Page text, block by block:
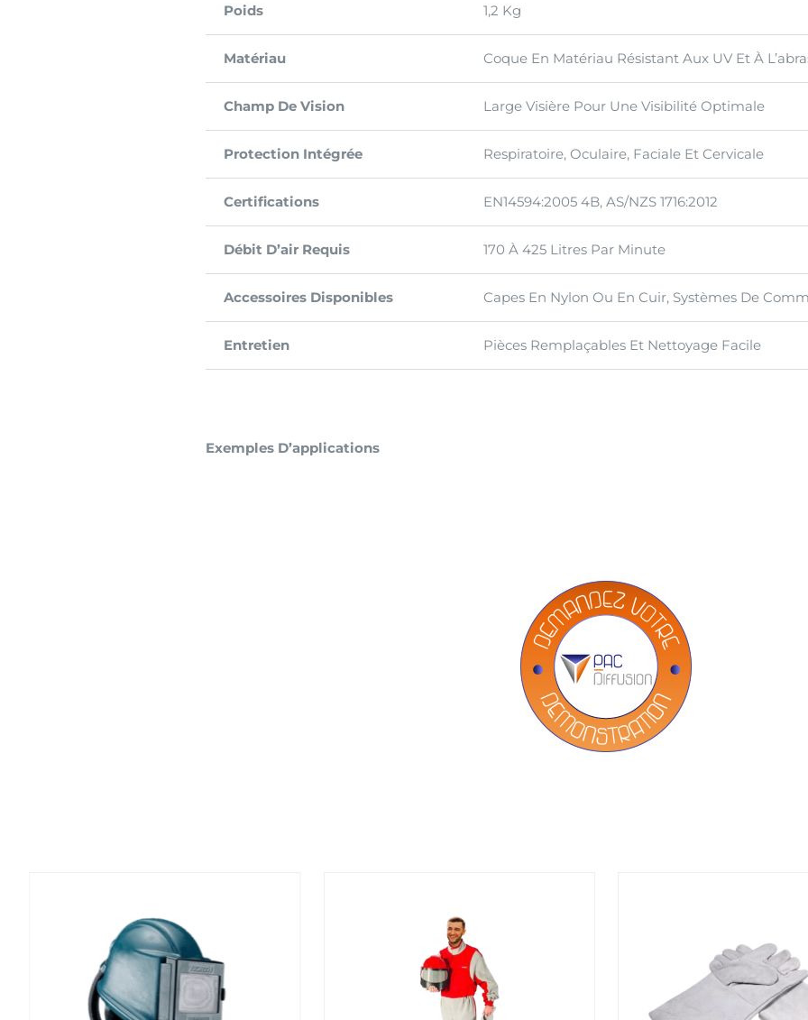
Poids 1,2 Kg
Matériau Coque En Matériau Résistant Aux UV Et À
Champ De Vision Large Visière Pour Une Visibilité Optimale
Protection Intégrée Respiratoire, Oculaire, Faciale Et Cervicale
Certifications EN14594:2005 4B, AS/NZS 1716:2012
Débit D’air Requis 170 À 425 Litres Par Minute
Accessoires Disponibles Capes En Nylon Ou En Cuir, Systèmes De
Entretien Pièces Remplaçables Et Nettoyage Facile
Exemples D’applications